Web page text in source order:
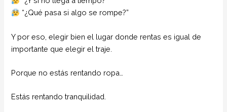
“¿Qué pasa si algo se rompe?”
Y por eso, elegir bien el lugar donde rentas es igual de
importante que elegir el traje.
Porque no estás rentando ropa…
Estás rentando tranquilidad.